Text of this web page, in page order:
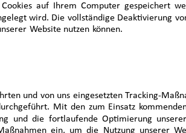
Cookies auf Ihrem Computer gespeichert
wird. Die vollständige Deaktivierung
Website nutzen können.
und von uns eingesetzten Tracking-
Mit den zum Einsatz
und die fortlaufende Optimierung
ein, um die Nutzung unserer